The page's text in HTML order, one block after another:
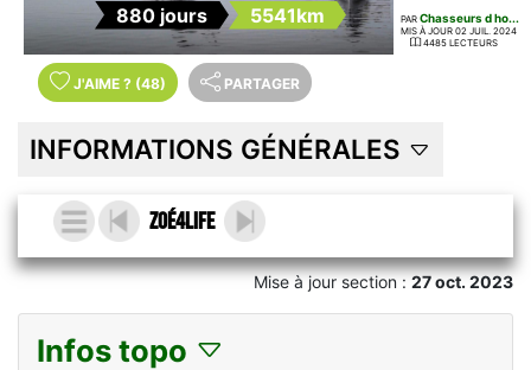
880 jours 5541km PAR Chasseurs d ho...
MIS À JOUR 02 JUIL. 2024
4485 LECTEURS
J'AIME ? (48) PARTAGER
INFORMATIONS GÉNÉRALES
Zoé4life
Mise à jour section :27 oct. 2023
Infos topo